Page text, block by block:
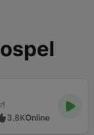
3.8KOnline